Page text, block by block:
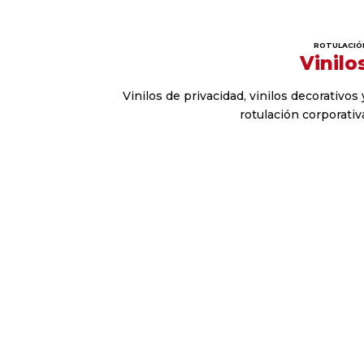
Vinilos de privacidad, vinilos decorativos
rotulación